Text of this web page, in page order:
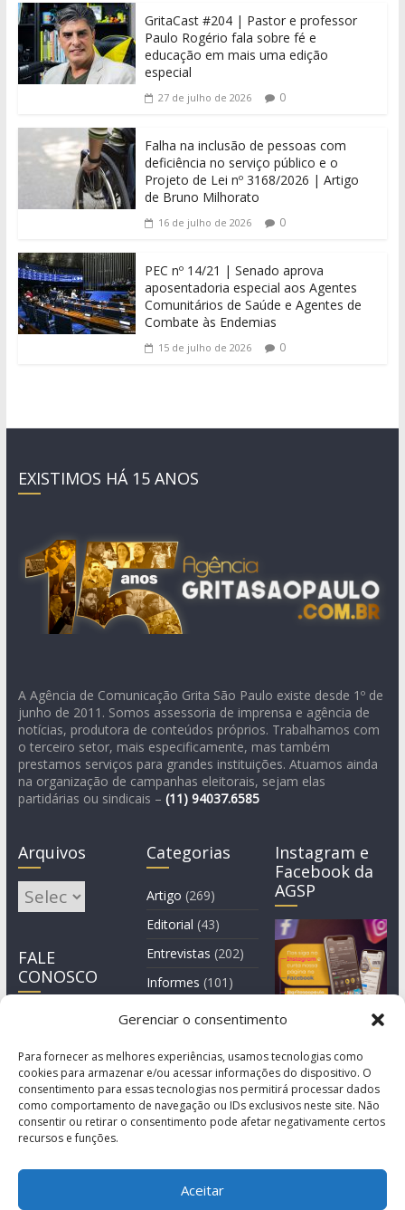
Gerenciar o consentimento
Para fornecer as melhores experiências, usamos tecnologias como
cookies para armazenar e/ou acessar informações do dispositivo. O
consentimento para essas tecnologias nos permitirá processar dados
como comportamento de navegação ou IDs exclusivos neste site. Não
consentir ou retirar o consentimento pode afetar negativamente certos
recursos e funções.
Aceitar
GritaCast #204 | Pastor e professor
Paulo Rogério fala sobre fé e
educação em mais uma edição
especial
27 de julho de 2026 0
Falha na inclusão de pessoas com
deficiência no serviço público e o
Projeto de Lei nº 3168/2026 | Artigo
de Bruno Milhorato
16 de julho de 2026 0
PEC nº 14/21 | Senado aprova
aposentadoria especial aos Agentes
Comunitários de Saúde e Agentes de
Combate às Endemias
15 de julho de 2026 0
EXISTIMOS HÁ 15 ANOS
A Agência de Comunicação Grita São Paulo existe desde 1º de
junho de 2011. Somos assessoria de imprensa e agência de
notícias, produtora de conteúdos próprios. Trabalhamos com
o terceiro setor, mais especificamente, mas também
prestamos serviços para grandes instituições. Atuamos ainda
na organização de campanhas eleitorais, sejam elas
partidárias ou sindicais – (11) 94037.6585
Arquivos
Arquivos
FALE
CONOSCO
Categorias
Artigo (269)
Editorial (43)
Entrevistas (202)
Informes (101)
Instagram e
Facebook da
AGSP